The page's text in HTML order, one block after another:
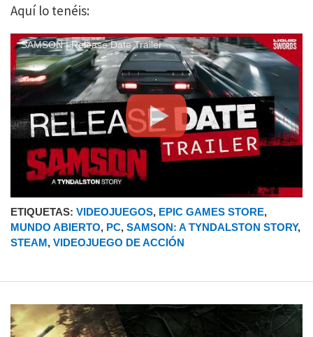
Aquí lo tenéis:
SAMSON | Release Date Trailer
ETIQUETAS: VIDEOJUEGOS, EPIC GAMES STORE,
MUNDO ABIERTO, PC, SAMSON: A TYNDALSTON STORY,
STEAM, VIDEOJUEGO DE ACCIÓN